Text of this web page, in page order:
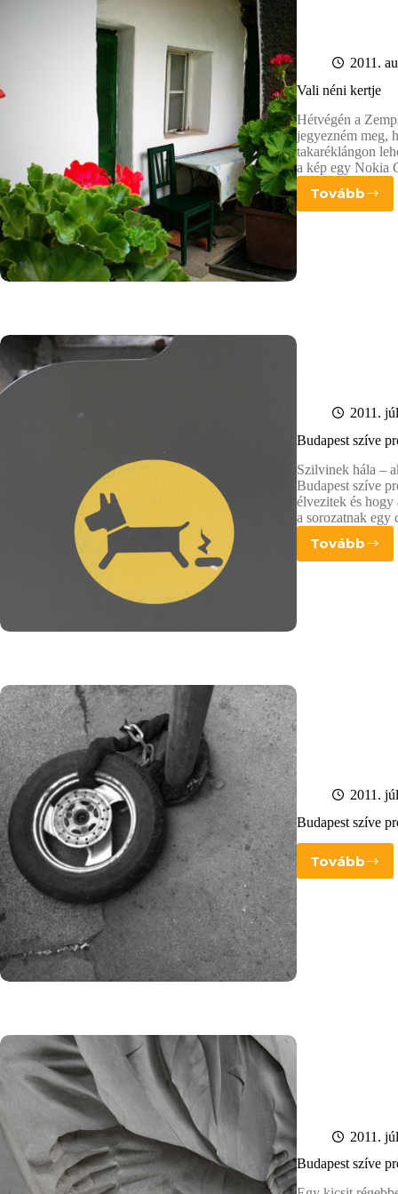
2011.
Vali néni kertje
Hétvégén a
jegyezném meg,
takaréklángon
a kép egy Nokia
Tovább
Vali
2011.
Budapest szíve
Szilvinek hála –
Budapest szíve
élvezitek és hogy
a sorozatnak
Tovább
szíve
2011.
Budapest szíve
Tovább
2011.
Budapest szíve